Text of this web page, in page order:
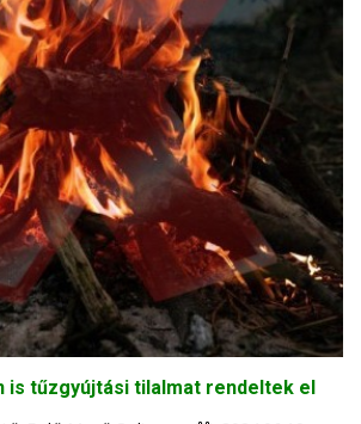
is tűzgyújtási tilalmat rendeltek el